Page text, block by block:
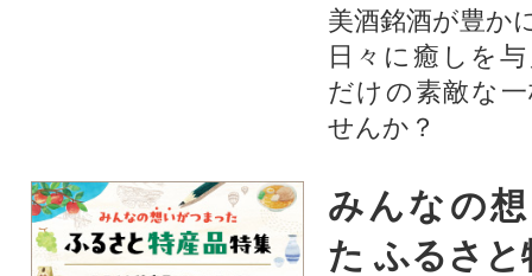
美酒銘酒が豊か
日々に癒しを
だけの素敵な
せんか？
みんなの
た ふるさと